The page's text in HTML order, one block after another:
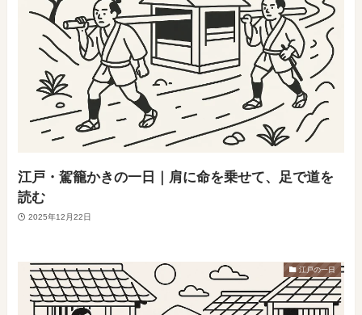
江戸・駕籠かきの一日｜肩に命を乗せて、足で道を
読む
2025年12月22日
江戸の一日